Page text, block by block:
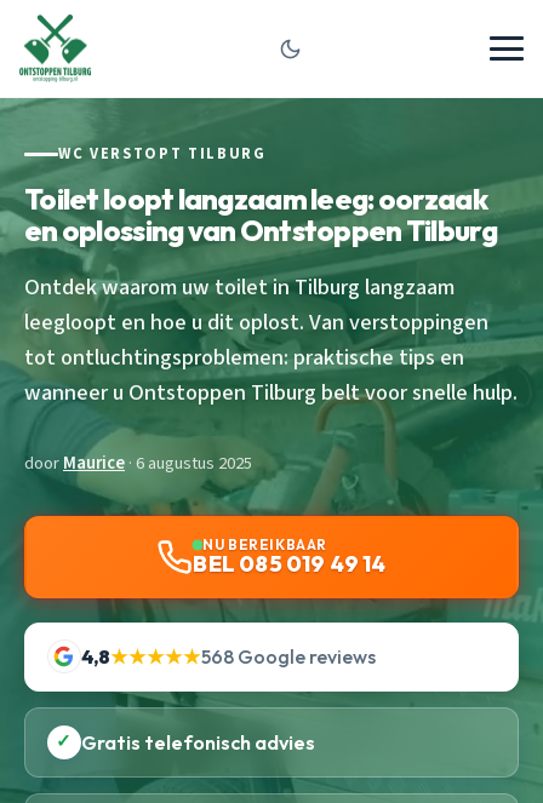
WC VERSTOPT TILBURG
Toilet loopt langzaam leeg: oorzaak
en oplossing van Ontstoppen Tilburg
Ontdek waarom uw toilet in Tilburg langzaam
leegloopt en hoe u dit oplost. Van verstoppingen
tot ontluchtingsproblemen: praktische tips en
wanneer u Ontstoppen Tilburg belt voor snelle hulp.
doorMaurice· 6 augustus 2025
NU BEREIKBAAR
BEL 085 019 49 14
4,8★★★★★568 Google reviews
✓ Gratis telefonisch advies